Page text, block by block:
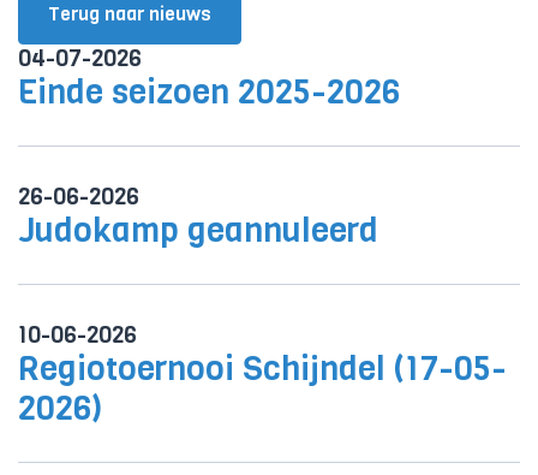
Terug naar nieuws
04-07-2026
Einde seizoen 2025-2026
26-06-2026
Judokamp geannuleerd
10-06-2026
Regiotoernooi Schijndel (17-05-
2026)